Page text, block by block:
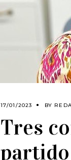
17/01/2023 BY
Tres